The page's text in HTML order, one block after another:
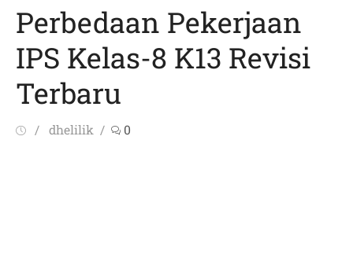
Perbedaan Pekerjaan
IPS Kelas-8 K13 Revisi
Terbaru
PostedAuthor
dhelilik 0